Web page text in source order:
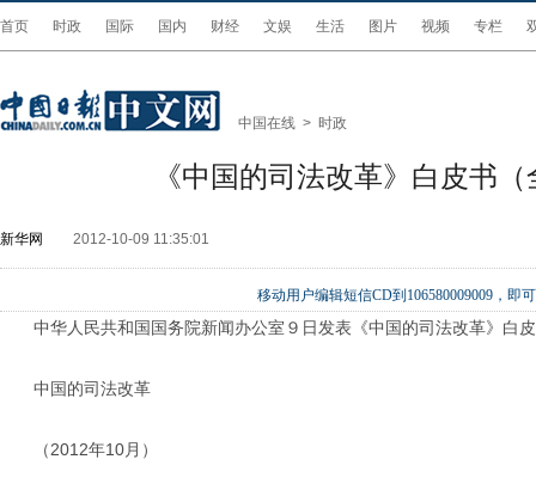
首页 时政 国际 国内 财经 文娱 生活 图片 视频 专栏
中国在线 > 时政
《中国的司法改革》白皮书
新华网 2012-10-09 11:35:01
移动用户编辑短信CD到106580009009，即
中华人民共和国国务院新闻办公室９日发表《中国的司法改革》白
中国的司法改革
（2012年10月）